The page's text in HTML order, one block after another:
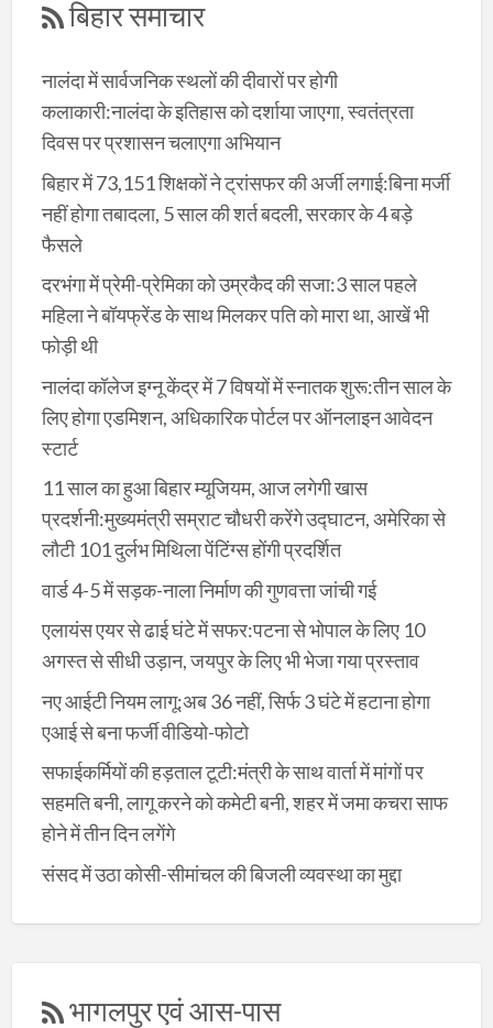
बिहार समाचार
नालंदा में सार्वजनिक स्थलों की दीवारों पर होगी
कलाकारी:नालंदा के इतिहास को दर्शाया जाएगा, स्वतंत्रता
दिवस पर प्रशासन चलाएगा अभियान
बिहार में 73,151 शिक्षकों ने ट्रांसफर की अर्जी लगाई:बिना मर्जी
नहीं होगा तबादला, 5 साल की शर्त बदली, सरकार के 4 बड़े
फैसले
दरभंगा में प्रेमी-प्रेमिका को उम्रकैद की सजा:3 साल पहले
महिला ने बॉयफ्रेंड के साथ मिलकर पति को मारा था, आखें भी
फोड़ी थी
नालंदा कॉलेज इग्नू केंद्र में 7 विषयों में स्नातक शुरू:तीन साल के
लिए होगा एडमिशन, अधिकारिक पोर्टल पर ऑनलाइन आवेदन
स्टार्ट
11 साल का हुआ बिहार म्यूजियम, आज लगेगी खास
प्रदर्शनी:मुख्यमंत्री सम्राट चौधरी करेंगे उद्घाटन, अमेरिका से
लौटी 101 दुर्लभ मिथिला पेंटिंग्स होंगी प्रदर्शित
वार्ड 4-5 में सड़क-नाला निर्माण की गुणवत्ता जांची गई
एलायंस एयर से ढाई घंटे में सफर:पटना से भोपाल के लिए 10
अगस्त से सीधी उड़ान, जयपुर के लिए भी भेजा गया प्रस्ताव
नए आईटी नियम लागू:अब 36 नहीं, सिर्फ 3 घंटे में हटाना होगा
एआई से बना फर्जी वीडियो-फोटो
सफाईकर्मियों की हड़ताल टूटी:मंत्री के साथ वार्ता में मांगों पर
सहमति बनी, लागू करने को कमेटी बनी, शहर में जमा कचरा साफ
होने में तीन दिन लगेंगे
संसद में उठा कोसी-सीमांचल की बिजली व्यवस्था का मुद्दा
भागलपुर एवं आस-पास